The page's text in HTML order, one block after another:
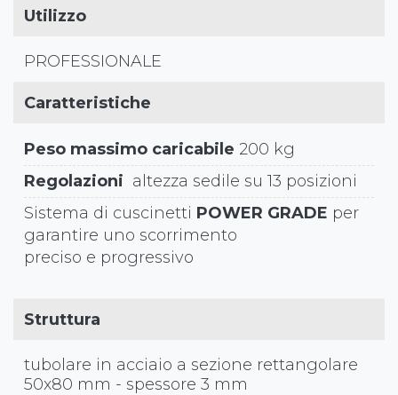
Utilizzo
PROFESSIONALE
Caratteristiche
Peso massimo caricabile 200 kg
Regolazioni altezza sedile su 13 posizioni
Sistema di cuscinetti POWER GRADE per
garantire uno scorrimento
preciso e progressivo
Struttura
tubolare in acciaio a sezione rettangolare
50x80 mm - spessore 3 mm